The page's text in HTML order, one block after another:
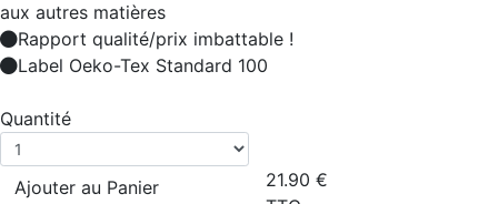
aux autres matières
Rapport qualité/prix imbattable !
Label Oeko-Tex Standard 100
Quantité
Ajouter au Panier 21.90 €